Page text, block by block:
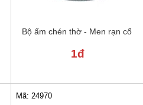
Bộ ấm chén thờ - Men rạn cổ
1đ
Mã: 24970